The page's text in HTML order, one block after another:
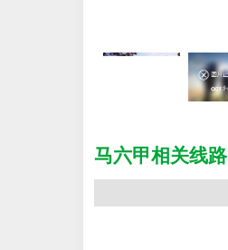
马六甲相关线路